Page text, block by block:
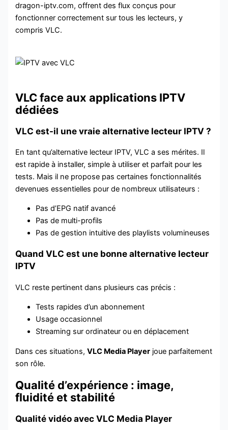
dragon-iptv.com, offrent des flux conçus pour
fonctionner correctement sur tous les lecteurs, y
compris VLC.
VLC face aux applications IPTV
dédiées
VLC est-il une vraie alternative lecteur IPTV ?
En tant qu’alternative lecteur IPTV, VLC a ses mérites. Il
est rapide à installer, simple à utiliser et parfait pour les
tests. Mais il ne propose pas certaines fonctionnalités
devenues essentielles pour de nombreux utilisateurs :
Pas d’EPG natif avancé
Pas de multi-profils
Pas de gestion intuitive des playlists volumineuses
Quand VLC est une bonne alternative lecteur
IPTV
VLC reste pertinent dans plusieurs cas précis :
Tests rapides d’un abonnement
Usage occasionnel
Streaming sur ordinateur ou en déplacement
Dans ces situations,VLC Media Player joue parfaitement
son rôle.
Qualité d’expérience : image,
fluidité et stabilité
Qualité vidéo avec VLC Media Player